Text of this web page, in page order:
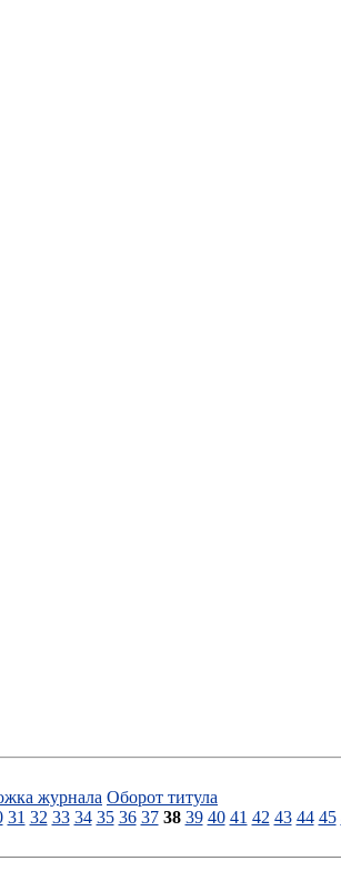
журнала Оборот титула
31 32 33 34 35 36 37 38 39 40 41 42 43 44 45